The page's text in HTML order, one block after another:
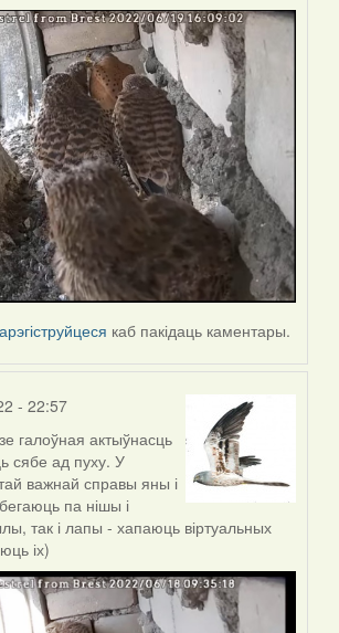
каб пакідаць каментары.
- 22:57
галоўная актыўнасць
сябе ад пуху. У
важнай справы яны і
па нішы і
так і лапы - хапаюць віртуальных
іх)